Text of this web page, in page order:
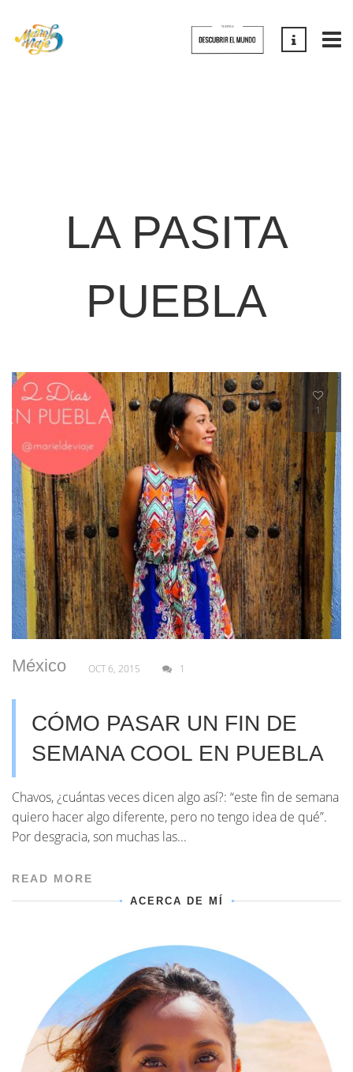
LA PASITA
PUEBLA
1
México OCT 6, 2015 1
CÓMO PASAR UN FIN DE
SEMANA COOL EN PUEBLA
Chavos, ¿cuántas veces dicen algo así?: “este fin de semana
quiero hacer algo diferente, pero no tengo idea de qué”.
Por desgracia, son muchas las...
READ MORE
ACERCA DE MÍ